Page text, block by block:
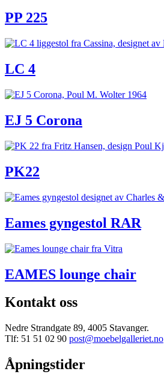
PP 225
LC 4
EJ 5 Corona
PK22
Eames gyngestol RAR
EAMES lounge chair
Kontakt oss
Nedre Strandgate 89, 4005 Stavanger.
Tlf: 51 51 02 90 post@moebelgalleriet.no
Åpningstider